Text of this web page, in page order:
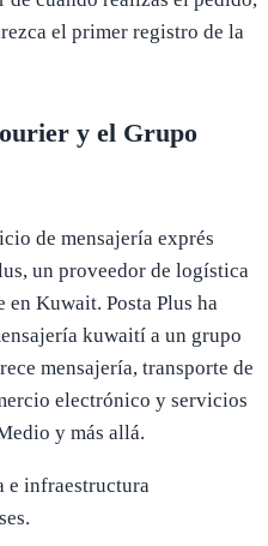
el primer registro de la
y el Grupo
de mensajería exprés
un proveedor de logística
en Kuwait. Posta Plus ha
kuwaití a un grupo
mensajería, transporte de
electrónico y servicios
y más allá.
e infraestructura